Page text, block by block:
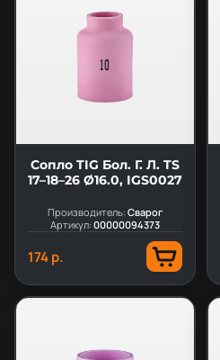
Сопло TIG Бол. Г. Л. TS
17–18–26 Ø16.0, IGS0027
Производитель:Сварог
Артикул:00000094373
174 р.